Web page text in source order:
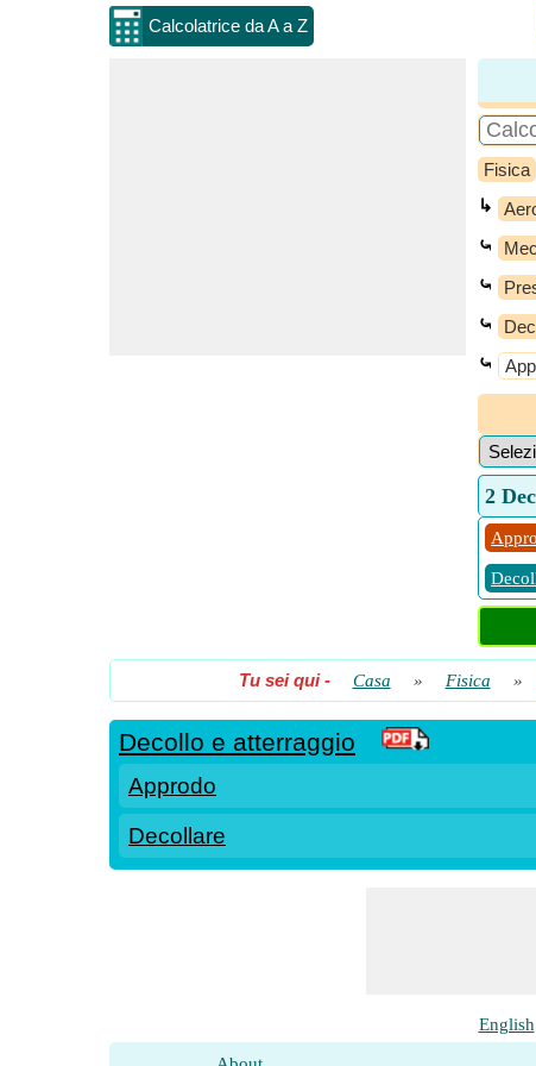
Calcolatrice da A a Z
Fisica
↳
⤿
⤿
⤿
⤿
2
Tu sei qui- Casa » Fisica »
Decollo e atterraggio
Approdo
Decollare
English